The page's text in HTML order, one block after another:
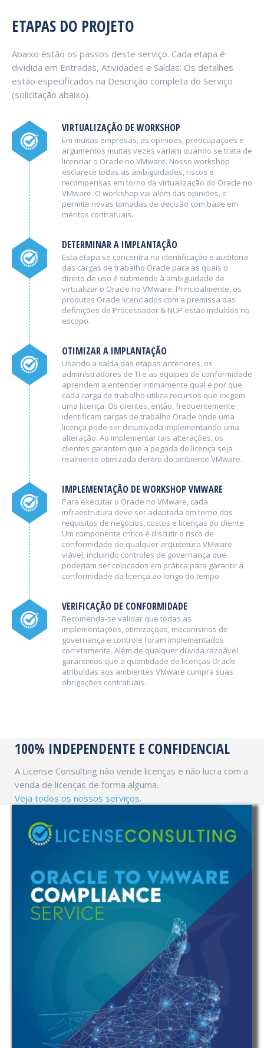
ETAPAS DO PROJETO
Abaixo estão os passos deste serviço. Cada etapa é
dividida em Entradas, Atividades e Saídas: Os detalhes
estão especificados na Descrição completa do Serviço
(solicitação abaixo).
VIRTUALIZAÇÃO DE WORKSHOP
Em muitas empresas, as opiniões, preocupações e
argumentos muitas vezes variam quando se trata de
licenciar o Oracle no VMware. Nosso workshop
esclarece todas as ambiguidades, riscos e
recompensas em torno da virtualização do Oracle no
VMware. O workshop vai além das opiniões, e
permite novas tomadas de decisão com base em
méritos contratuais.
DETERMINAR A IMPLANTAÇÃO
Esta etapa se concentra na identificação e auditoria
das cargas de trabalho Oracle para as quais o
direito de uso é submetido à ambiguidade de
virtualizar o Oracle no VMware. Principalmente, os
produtos Oracle licenciados com a premissa das
definições de Processador & NUP estão incluídos no
escopo.
OTIMIZAR A IMPLANTAÇÃO
Usando a saída das etapas anteriores, os
administradores de TI e as equipes de conformidade
aprendem a entender intimamente qual e por que
cada carga de trabalho utiliza recursos que exigem
uma licença. Os clientes, então, frequentemente
identificam cargas de trabalho Oracle onde uma
licença pode ser desativada implementando uma
alteração. Ao implementar tais alterações, os
clientes garantem que a pegada de licença seja
realmente otimizada dentro do ambiente VMware.
IMPLEMENTAÇÃO DE WORKSHOP VMWARE
Para executar o Oracle no VMware, cada
infraestrutura deve ser adaptada em torno dos
requisitos de negócios, custos e licenças do cliente.
Um componente crítico é discutir o risco de
conformidade de qualquer arquitetura VMware
viável, incluindo controles de governança que
poderiam ser colocados em prática para garantir a
conformidade da licença ao longo do tempo.
VERIFICAÇÃO DE CONFORMIDADE
Recomenda-se validar que todas as
implementações, otimizações, mecanismos de
governança e controle foram implementados
corretamente. Além de qualquer dúvida razoável,
garantimos que a quantidade de licenças Oracle
atribuídas aos ambientes VMware cumpra suas
obrigações contratuais.
100% INDEPENDENTE E CONFIDENCIAL
A License Consulting não vende licenças e não lucra com a
venda de licenças de forma alguma.
Veja todos os nossos serviços.